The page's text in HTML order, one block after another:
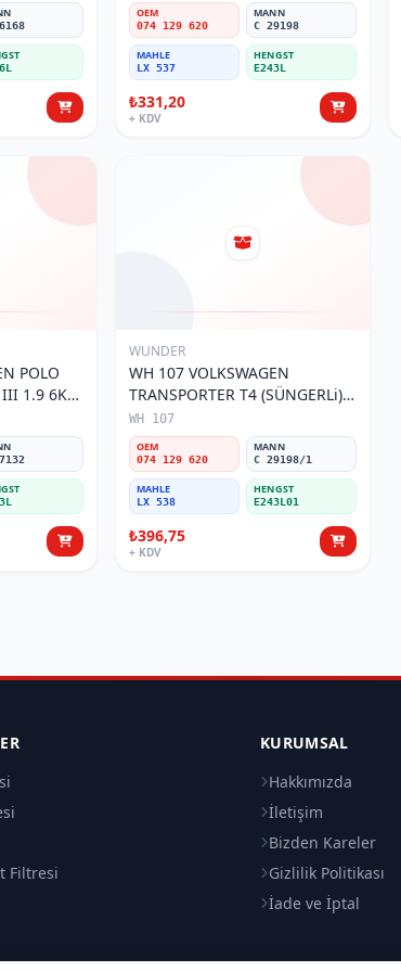
OEM
074 129 620
MANN
C 29198
MAHLE
LX 537
HENGST
E243L
₺331,20
+ KDV
POLO
6K0
WUNDER
WH 107 VOLKSWAGEN
TRANSPORTER T4 (SÜNGERLi)
074 129 620 Hava Filtresi
WH 107
OEM
074 129 620
MANN
C 29198/1
MAHLE
LX 538
HENGST
E243L01
₺396,75
+ KDV
Filtresi
KURUMSAL
Hakkımızda
İletişim
Bizden Kareler
Gizlilik Politikası
İade ve İptal